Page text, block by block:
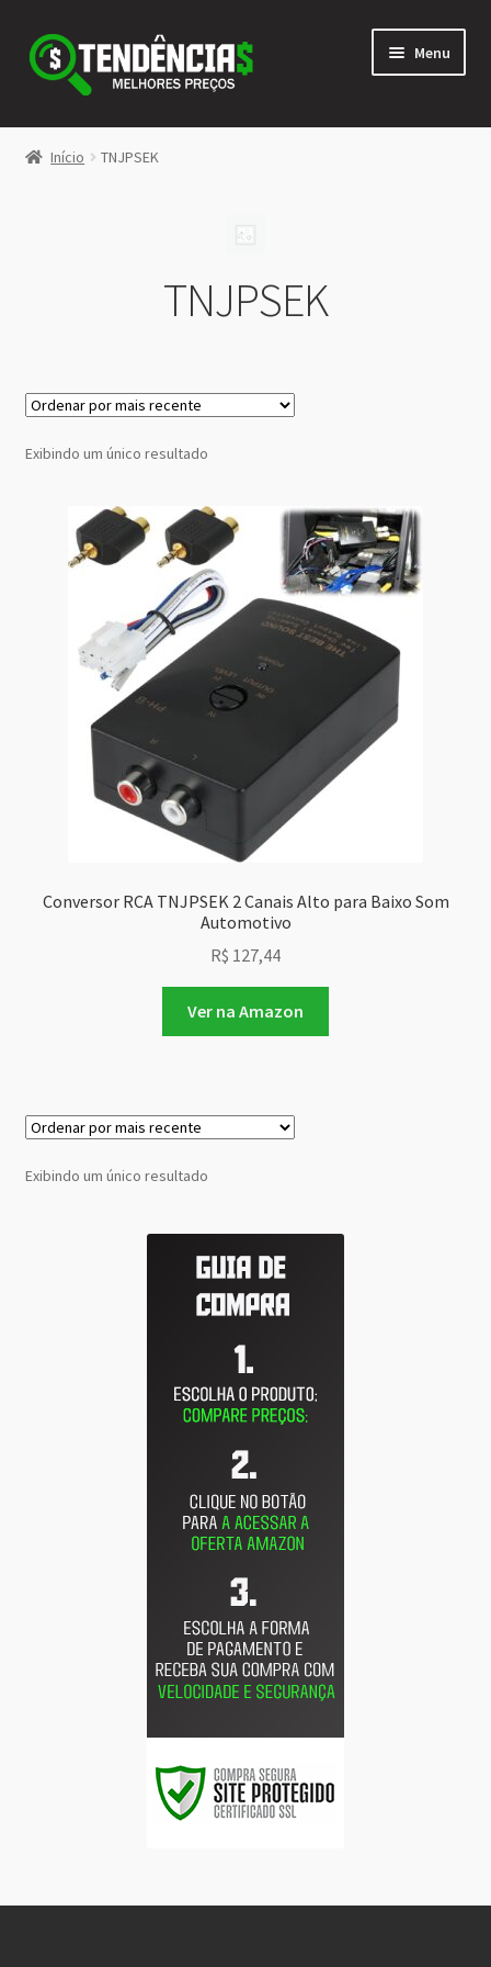
Pular
para
navegação
Pular
para
conteúdo
Menu
LOJA
Início TNJPSEK
TNJPSEK
Exibindo um único resultado
Conversor RCA TNJPSEK 2 Canais Alto para Baixo Som
Automotivo
R$ 127,44
Ver na Amazon
Exibindo um único resultado